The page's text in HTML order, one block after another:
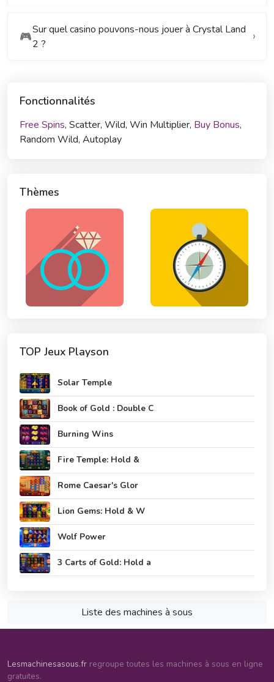
🎮
Sur quel casino pouvons-nous jouer à Crystal Land
2 ?
Fonctionnalités
Free Spins, Scatter, Wild, Win Multiplier, Buy Bonus,
Random Wild, Autoplay
Thèmes
TOP Jeux Playson
Solar Temple
Book of Gold : Double C
Burning Wins
Fire Temple: Hold &
Rome Caesar's Glor
Lion Gems: Hold & W
Wolf Power
3 Carts of Gold: Hold a
Liste des machines à sous
Lesmachinesasous.fr regroupe toutes les machines à sous en ligne
gratuites.